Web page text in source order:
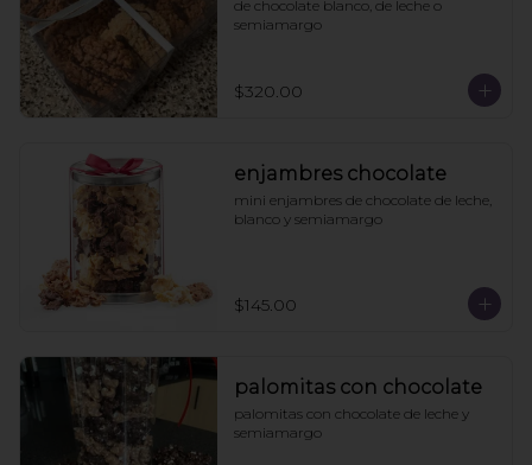
de chocolate blanco, de leche o
semiamargo
$320.00
enjambres chocolate
mini enjambres de chocolate de leche,
blanco y semiamargo
$145.00
palomitas con chocolate
palomitas con chocolate de leche y
semiamargo